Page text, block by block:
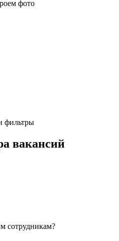
фото
фильтры
вакансий
сотрудникам?